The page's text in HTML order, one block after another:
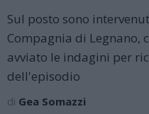
Sul posto sono
Compagnia di Legnano,
avviato le indagini per
dell'episodio
di Gea Somazzi